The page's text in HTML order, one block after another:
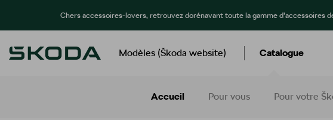
Chers accessoires-lovers, retrouvez dorénavant toute la gamme
Modèles (Škoda website) Catalogue
Accueil Pour vous Pour votre